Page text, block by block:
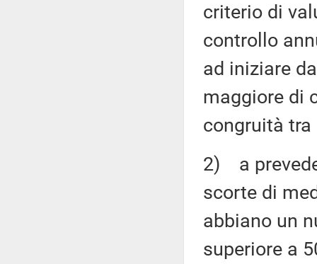
criterio di
controllo
ad iniziare
maggiore di
congruità
2) a
scorte di
abbiano un
superiore a